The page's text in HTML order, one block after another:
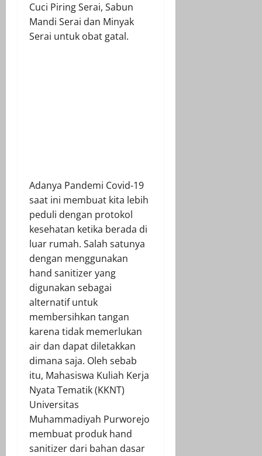
Cuci Piring Serai, Sabun
Mandi Serai dan Minyak
Serai untuk obat gatal.
Adanya Pandemi Covid-19
saat ini membuat kita lebih
peduli dengan protokol
kesehatan ketika berada di
luar rumah. Salah satunya
dengan menggunakan
hand sanitizer yang
digunakan sebagai
alternatif untuk
membersihkan tangan
karena tidak memerlukan
air dan dapat diletakkan
dimana saja. Oleh sebab
itu, Mahasiswa Kuliah Kerja
Nyata Tematik (KKNT)
Universitas
Muhammadiyah Purworejo
membuat produk hand
sanitizer dari bahan dasar